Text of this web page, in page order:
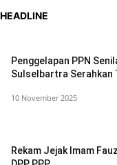
HEADLINE
Penggelapan PPN
Sulselbartra Serahkan
10 November 2025
Rekam Jejak Imam